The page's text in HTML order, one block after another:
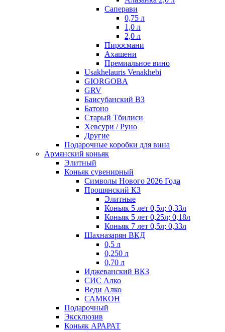
Саперави
0,75 л
1,0 л
2,0 л
Пиросмани
Ахашени
Премиальное вино
Usakhelauris Venakhebi
GIORGOBA
GRV
Баисубанский ВЗ
Батоно
Старый Тбилиси
Хевсури / Руно
Другие
Подарочные коробки для вина
Армянский коньяк
Элитный
Коньяк сувенирный
Символы Нового 2026 Года
Прошянский КЗ
Элитные
Коньяк 5 лет 0,5л; 0,33л
Коньяк 5 лет 0,25л; 0,18л
Коньяк 7 лет 0,5л; 0,33л
Шахназарян ВКД
0,5 л
0,250 л
0,70 л
Иджеванский ВКЗ
СИС Алко
Веди Алко
САМКОН
Подарочный
Эксклюзив
Коньяк АРАРАТ